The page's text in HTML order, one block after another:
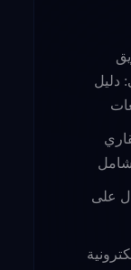
دليل
على